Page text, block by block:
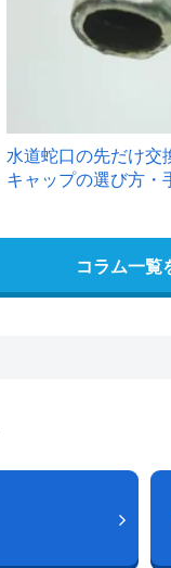
水道蛇口の先だけ交
キャップの選び方・
コラム一覧